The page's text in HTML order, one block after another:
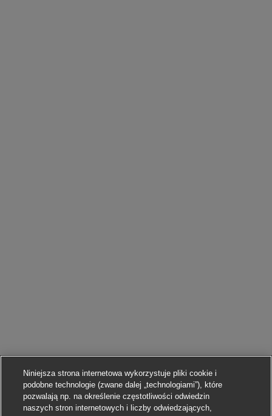
Niniejsza strona internetowa wykorzystuje pliki cookie i
podobne technologie (zwane dalej „technologiami”), które
pozwalają np. na określenie częstotliwości odwiedzin
naszych stron internetowych i liczby odwiedzających,